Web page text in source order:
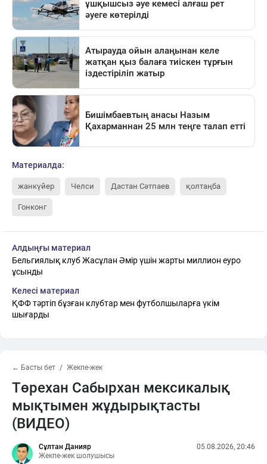
Материалда:
жанкүйер Челси Дастан Сәтпаев қолтаңба
Гонконг
Алдыңғы материал
Бельгиялық клуб Жасұлан Әмір үшін жарты миллион еуро
ұсынды
Келесі материал
ҚФФ тәртіп бұзған клубтар мен футболшыларға үкім
шығарды
← Басты бет Жекпе-жек
Төрехан Сабырхан мексикалық
мықтымен жұдырықтасты
(ВИДЕО)
Сұлтан Данияр
Жекпе-жек шолушысы
05.08.2026, 20:46